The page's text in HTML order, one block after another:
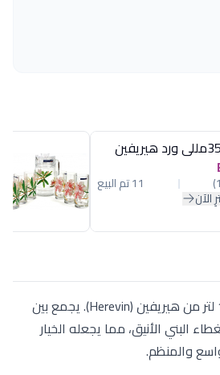
11 تم البيع
الآن
سبت تخزين كبير بسعة 13 لتر من هيريفين (Herevin). يجمع بين
البني الأنيق، مما يجعله الخيار
والمنظم.